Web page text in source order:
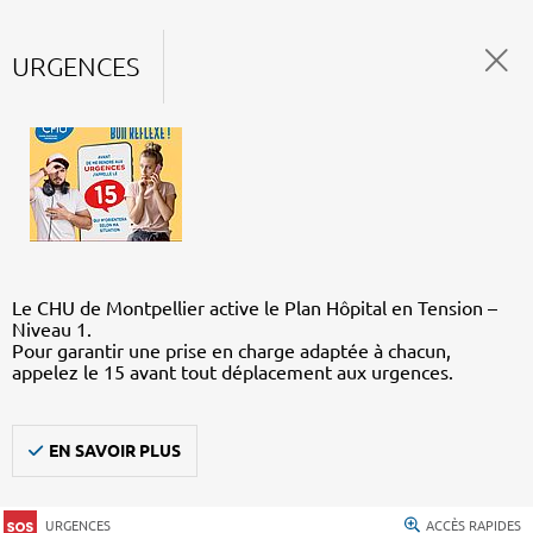
URGENCES
Le CHU de Montpellier active le Plan Hôpital en Tension –
Niveau 1.
Pour garantir une prise en charge adaptée à chacun,
appelez le 15 avant tout déplacement aux urgences.
EN SAVOIR PLUS
URGENCES ACCÈS RAPIDES